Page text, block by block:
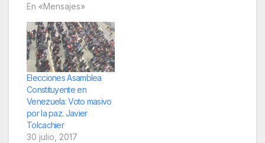
arbitrariamente de mi
gobierno de Mauricio
Macri, les envío mi
apoyo a la Asamblea
Constituyente que
realizarán el próximo
30 de julio. Hoy es
fundamental que
defendamos en
América Latina el
camino que…
En «Mensajes»
Elecciones Asamblea
Constituyente en
Venezuela: Voto masivo
por la paz. Javier
Tolcachier
30 julio, 2017